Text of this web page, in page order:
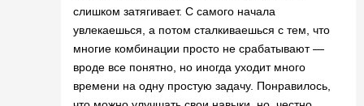
слишком затягивает. С самого начала
увлекаешься, а потом сталкиваешься с тем, что
многие комбинации просто не срабатывают —
вроде все понятно, но иногда уходит много
времени на одну простую задачу. Понравилось,